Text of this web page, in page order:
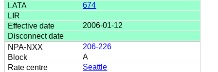
674
2006-01-12
206-226
A
Seattle